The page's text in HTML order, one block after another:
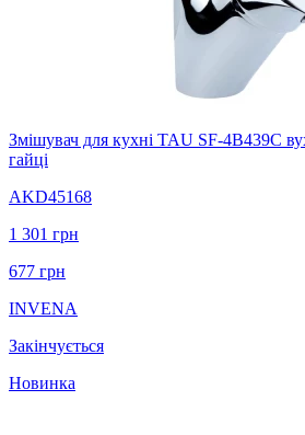
Змішувач для кухні TAU SF-4B439C
гайці
AKD45168
1 301 грн
677 грн
INVENA
Закінчується
Новинка